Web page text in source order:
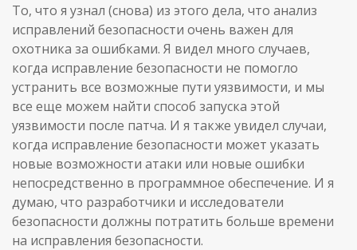
То, что я узнал (снова) из этого дела, что анализ
исправлений безопасности очень важен для
охотника за ошибками. Я видел много случаев,
когда исправление безопасности не помогло
устранить все возможные пути уязвимости, и мы
все еще можем найти способ запуска этой
уязвимости после патча. И я также увидел случаи,
когда исправление безопасности может указать
новые возможности атаки или новые ошибки
непосредственно в программное обеспечение. И я
думаю, что разработчики и исследователи
безопасности должны потратить больше времени
на исправления безопасности.